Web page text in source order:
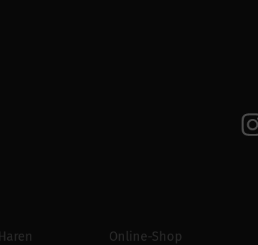
Online-Shop